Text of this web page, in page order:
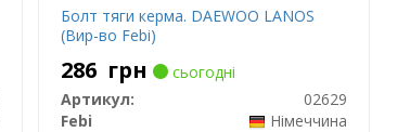
Болт тяги керма. DAEWOO LANOS
(Вир-во Febi)
286 грн
сьогодні
Артикул:
02629
Febi
Німеччина